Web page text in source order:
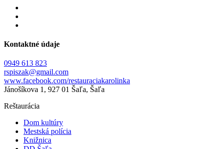
Kontaktné údaje
0949 613 823
rspiszak@gmail.com
www.facebook.com/restauraciakarolinka
Jánošíkova 1, 927 01 Šaľa, Šaľa
Reštaurácia
Dom kultúry
Mestská polícia
Knižnica